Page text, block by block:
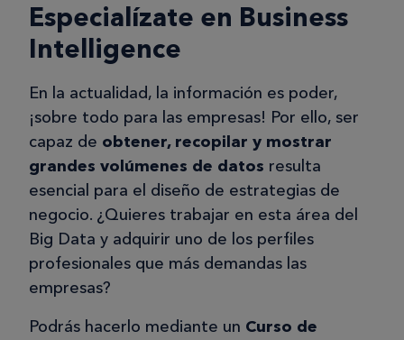
Especialízate en Business
Intelligence
En la actualidad, la información es poder,
¡sobre todo para las empresas! Por ello, ser
capaz de obtener, recopilar y mostrar
grandes volúmenes de datos resulta
esencial para el diseño de estrategias de
negocio. ¿Quieres trabajar en esta área del
Big Data y adquirir uno de los perfiles
profesionales que más demandas las
empresas?
Podrás hacerlo mediante un Curso de